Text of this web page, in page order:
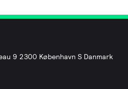
9 2300 København S Danmark